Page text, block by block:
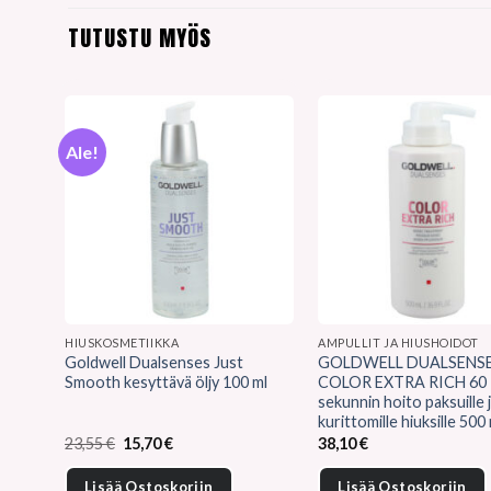
TUTUSTU MYÖS
Ale!
HIUSKOSMETIIKKA
Goldwell Dualsenses Just
Smooth kesyttävä öljy 100 ml
23,55€ Alkuperäinen
hinta
oli:
15,70€Nykyinen
on:
Lisää Ostoskoriin
AMPULLIT JA HIUSHOIDOT
GOLDWELL
COLOR EXTRA RICH 60
sekunnin hoito paksuille
kurittomille hiuksille 500
38,10€
Lisää Ostoskoriin